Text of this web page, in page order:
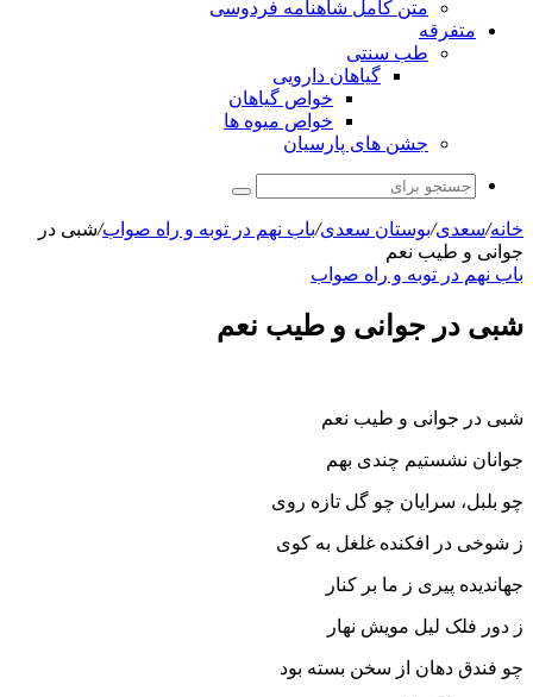
متن کامل شاهنامه فردوسی
متفرقه
طب سنتی
گیاهان دارویی
خواص گیاهان
خواص میوه ها
جشن های پارسیان
جستجو
خانه/سعدی/بوستان سعدی/باب نهم در توبه و راه صواب/شبی در
جوانی و طیب نعم
باب نهم در توبه و راه صواب
شبی در جوانی و طیب نعم
شبی در جوانی و طیب نعم
جوانان نشستیم چندی بهم
چو بلبل، سرایان چو گل تازه روی
ز شوخی در افکنده غلغل به کوی
جهاندیده پیری ز ما بر کنار
ز دور فلک لیل مویش نهار
چو فندق دهان از سخن بسته بود